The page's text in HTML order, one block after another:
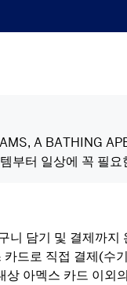
A BATHING
부터 일상에 꼭 필
담기 및 결제까지
드로 직접 결제(수
아멕스 카드 이외